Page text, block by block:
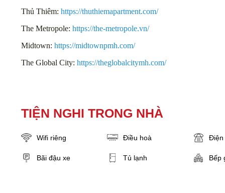
Thủ Thiêm: https://thuthiemapartment.com/
The Metropole: https://the-metropole.vn/
Midtown: https://midtownpmh.com/
The Global City: https://theglobalcitymh.com/
TIỆN NGHI TRONG NHÀ
Wifi riêng Điều hoà Điện
Bãi đậu xe Tủ lạnh Bếp